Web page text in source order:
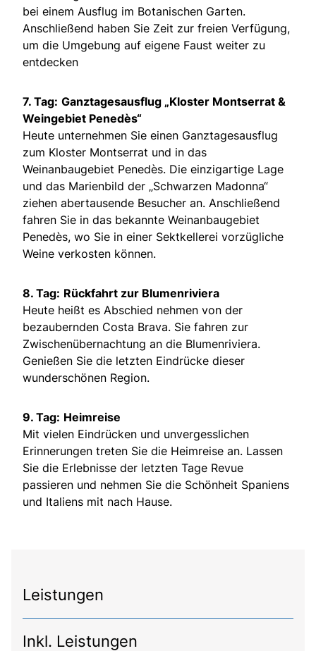
bei einem Ausflug im Botanischen Garten.
Anschließend haben Sie Zeit zur freien Verfügung,
um die Umgebung auf eigene Faust weiter zu
entdecken
7. Tag: Ganztagesausflug „Kloster Montserrat &
Weingebiet Penedès“
Heute unternehmen Sie einen Ganztagesausflug
zum Kloster Montserrat und in das
Weinanbaugebiet Penedès. Die einzigartige Lage
und das Marienbild der „Schwarzen Madonna“
ziehen abertausende Besucher an. Anschließend
fahren Sie in das bekannte Weinanbaugebiet
Penedès, wo Sie in einer Sektkellerei vorzügliche
Weine verkosten können.
8. Tag: Rückfahrt zur Blumenriviera
Heute heißt es Abschied nehmen von der
bezaubernden Costa Brava. Sie fahren zur
Zwischenübernachtung an die Blumenriviera.
Genießen Sie die letzten Eindrücke dieser
wunderschönen Region.
9. Tag: Heimreise
Mit vielen Eindrücken und unvergesslichen
Erinnerungen treten Sie die Heimreise an. Lassen
Sie die Erlebnisse der letzten Tage Revue
passieren und nehmen Sie die Schönheit Spaniens
und Italiens mit nach Hause.
Leistungen
Inkl. Leistungen